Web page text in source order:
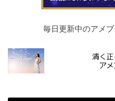
毎日更新中のアメ